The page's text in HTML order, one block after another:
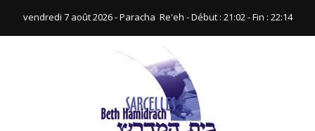
vendredi 7 août 2026 - Paracha ‪ Re'eh‬ - Début : 21:02‬ - Fin : ‪22:14‬